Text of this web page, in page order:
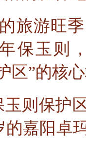
旅游旺
保玉则
区”的核
则保护
的嘉阳卓